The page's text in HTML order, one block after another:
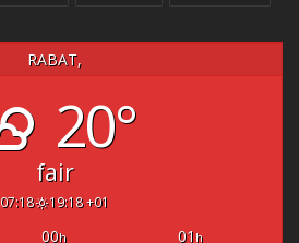
RABAT,
20°
fair
07:18 19:18 +01
00h 01 h